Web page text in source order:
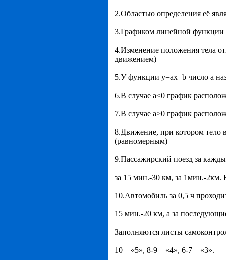
2.Областью определения её
3.Графиком линейной функции
4.Изменение положения тела
движением)
5.У функции y=ax+b число a
6.В случае а<0 график
7.В случае а>0 график
8.Движение, при котором
(равномерным)
9.Пассажирский поезд за
за 15 мин.-30 км, за 1мин.-2км.
10.Автомобиль за 0,5 ч
15 мин.-20 км, а за
Заполняются листы
10 – «5», 8-9 – «4», 6-7 – «3».